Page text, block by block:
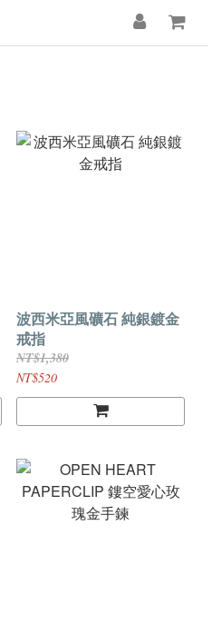
波西米亞風礦石 純銀鍍金
戒指
NT$1,380
NT$520